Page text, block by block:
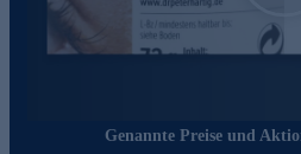
Genannte Preise und